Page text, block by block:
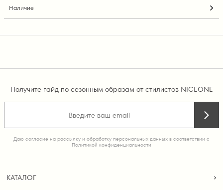
Наличие
Получите гайд по сезонным образам от стилистов NICEONE
Даю согласие на рассылку и обработку персональных данных в соответствии с
Политикой конфиденциальности
КАТАЛОГ